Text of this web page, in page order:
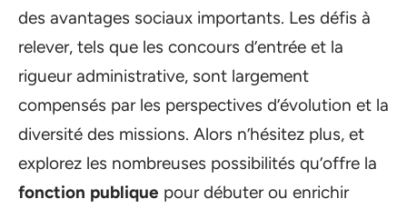
des avantages sociaux importants. Les défis à
relever, tels que les concours d’entrée et la
rigueur administrative, sont largement
compensés par les perspectives d’évolution et la
diversité des missions. Alors n’hésitez plus, et
explorez les nombreuses possibilités qu’offre la
fonction publique pour débuter ou enrichir